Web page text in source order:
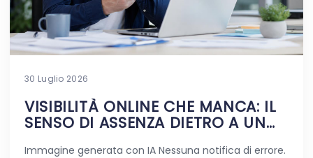
30 Luglio 2026
VISIBILITÀ ONLINE CHE MANCA: IL
SENSO DI ASSENZA DIETRO A UN
Immagine generata con IA Nessuna notifica di errore.